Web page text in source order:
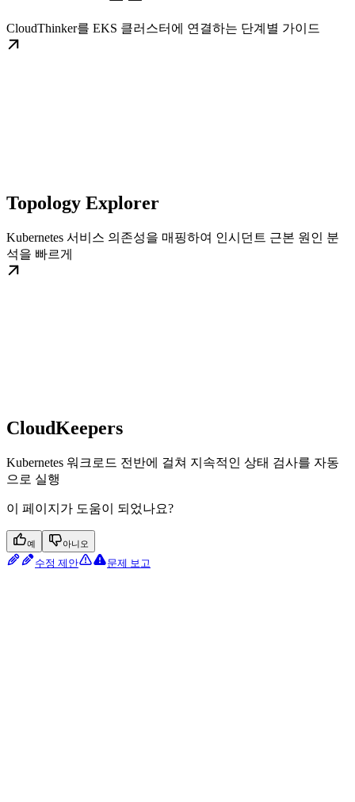
CloudThinker를 EKS 클러스터에 연결하는 단계별 가이드
Topology Explorer
Kubernetes 서비스 의존성을 매핑하여 인시던트 근본 원인 분
석을 빠르게
CloudKeepers
Kubernetes 워크로드 전반에 걸쳐 지속적인 상태 검사를 자동
으로 실행
이 페이지가 도움이 되었나요?
예 아니오
수정 제안 문제 보고